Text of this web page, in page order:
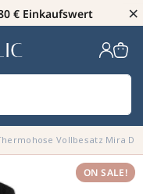
€ Einkaufswert ×
Vollbesatz Mira
ON SALE!